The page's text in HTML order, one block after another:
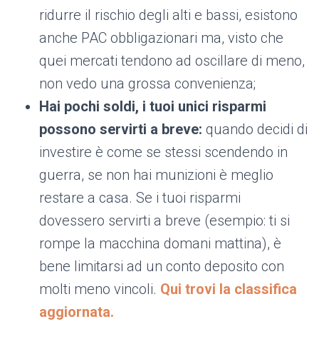
ridurre il rischio degli alti e bassi, esistono
anche PAC obbligazionari ma, visto che
quei mercati tendono ad oscillare di meno,
non vedo una grossa convenienza;
Hai pochi soldi, i tuoi unici risparmi
possono servirti a breve: quando decidi di
investire è come se stessi scendendo in
guerra, se non hai munizioni è meglio
restare a casa. Se i tuoi risparmi
dovessero servirti a breve (esempio: ti si
rompe la macchina domani mattina), è
bene limitarsi ad un conto deposito con
molti meno vincoli. Qui trovi la classifica
aggiornata.